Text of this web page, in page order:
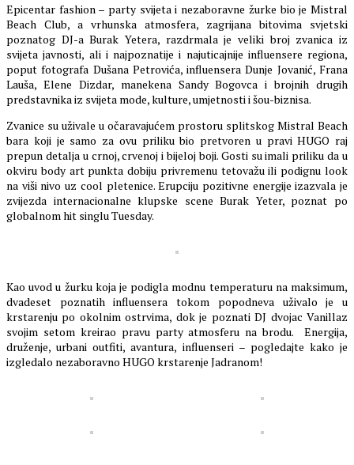
Epicentar fashion – party svijeta i nezaboravne žurke bio je Mistral
Beach Club, a vrhunska atmosfera, zagrijana bitovima svjetski
poznatog DJ-a Burak Yetera, razdrmala je veliki broj zvanica iz
svijeta javnosti, ali i najpoznatije i najuticajnije influensere regiona,
poput fotografa Dušana Petrovića, influensera Dunje Jovanić, Frana
Lauša, Elene Dizdar, manekena Sandy Bogovca i brojnih drugih
predstavnika iz svijeta mode, kulture, umjetnosti i šou-biznisa.
Zvanice su uživale u očaravajućem prostoru splitskog Mistral Beach
bara koji je samo za ovu priliku bio pretvoren u pravi HUGO raj
prepun detalja u crnoj, crvenoj i bijeloj boji. Gosti su imali priliku da u
okviru body art punkta dobiju privremenu tetovažu ili podignu look
na viši nivo uz cool pletenice. Erupciju pozitivne energije izazvala je
zvijezda internacionalne klupske scene Burak Yeter, poznat po
globalnom hit singlu Tuesday.
Kao uvod u žurku koja je podigla modnu temperaturu na maksimum,
dvadeset poznatih influensera tokom popodneva uživalo je u
krstarenju po okolnim ostrvima, dok je poznati DJ dvojac Vanillaz
svojim setom kreirao pravu party atmosferu na brodu. Energija,
druženje, urbani outfiti, avantura, influenseri – pogledajte kako je
izgledalo nezaboravno HUGO krstarenje Jadranom!